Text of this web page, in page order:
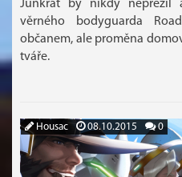
Junkrat by nikdy nepřežil
věrného bodyguarda
občanem, ale proměna
tváře.
Housac 08.10.2015 0